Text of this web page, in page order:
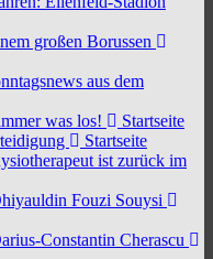
großen Borussen
aus dem
was los!
Startseite
Startseite
ist zurück im
Fouzi Souysi
Constantin Cherascu